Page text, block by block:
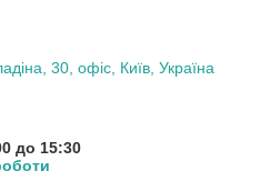
30, офіс, Київ, Україна
до 15:30